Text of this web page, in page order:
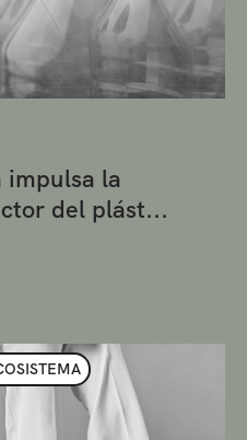
impulsa la
del plást...